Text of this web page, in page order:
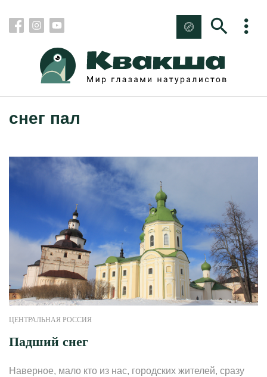
снег пал
ЦЕНТРАЛЬНАЯ РОССИЯ
Падший снег
Наверное, мало кто из нас, городских жителей, сразу